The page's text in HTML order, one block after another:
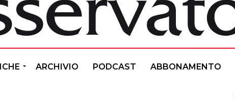
ARCHIVIO PODCAST ABBONAMENTO